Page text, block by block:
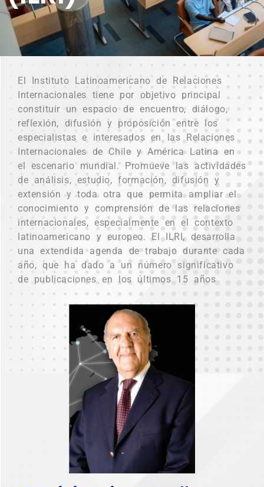
El Instituto Latinoamericano de Relaciones
Internacionales tiene por objetivo principal
constituir un espacio de encuentro, diálogo,
reflexión, difusión y proposición entre los
especialistas e interesados en las Relaciones
Internacionales de Chile y América Latina en
el escenario mundial. Promueve las actividades
de análisis, estudio, formación, difusión y
extensión y toda otra que permita ampliar el
conocimiento y comprensión de las relaciones
internacionales, especialmente en el contexto
latinoamericano y europeo. El ILRI, desarrolla
una extendida agenda de trabajo durante cada
año, que ha dado a un número significativo
de publicaciones en los últimos 15 años